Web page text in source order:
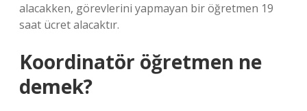
alacakken, görevlerini yapmayan bir öğretmen 19
saat ücret alacaktır.
Koordinatör öğretmen ne
demek?